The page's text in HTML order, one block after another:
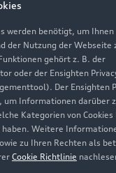
Alle Rechte
Cookie-
Barrierefreiheit
EU Data Act
werden benötigt, um
der Nutzung der Webseite
gehört z. B. der
oder der Ensighten
Der Ensighten
um Informationen darüber
Kategorien von
Weitere
zu Ihren Rechten als
Cookie Richtlinie